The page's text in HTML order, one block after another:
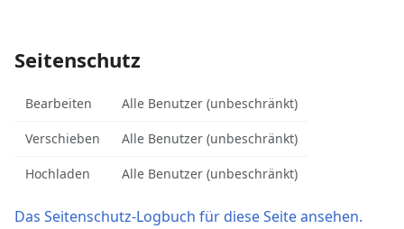
Seitenschutz
Bearbeiten Alle Benutzer (unbeschränkt)
Verschieben Alle Benutzer (unbeschränkt)
Hochladen Alle Benutzer (unbeschränkt)
Das Seitenschutz-Logbuch für diese Seite ansehen.